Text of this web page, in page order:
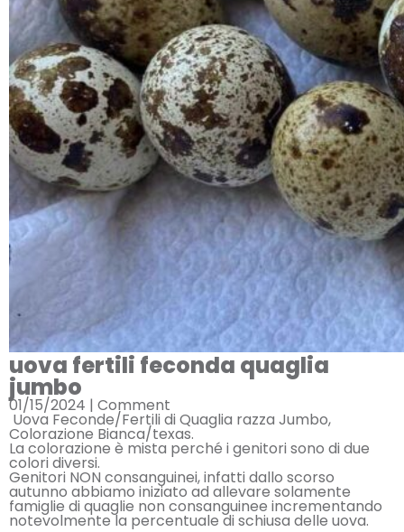
uova fertili feconda quaglia
jumbo
01/15/2024 | Comment
Uova Feconde/Fertili di Quaglia razza Jumbo,
Colorazione Bianca/texas.
La colorazione è mista perché i genitori sono di due
colori diversi.
Genitori NON consanguinei, infatti dallo scorso
autunno abbiamo iniziato ad allevare solamente
famiglie di quaglie non consanguinee incrementando
notevolmente la percentuale di schiusa delle uova.